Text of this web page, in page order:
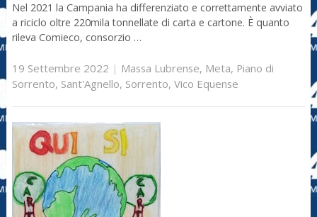
Nel 2021 la Campania ha differenziato e correttamente avviato
a riciclo oltre 220mila tonnellate di carta e cartone. È quanto
rileva Comieco, consorzio …
19 Settembre 2022 | Massa Lubrense, Meta, Piano di
Sorrento, Sant'Agnello, Sorrento, Vico Equense